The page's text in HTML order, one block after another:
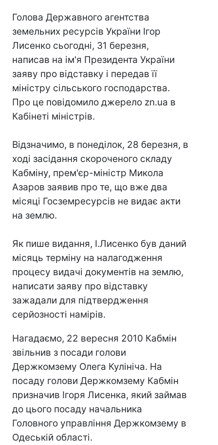
Голова Державного агентства
земельних ресурсів України Ігор
Лисенко сьогодні, 31 березня,
написав на ім'я Президента України
заяву про відставку і передав її
міністру сільського господарства.
Про це повідомило джерело zn.ua в
Кабінеті міністрів.
Відзначимо, в понеділок, 28 березня, в
ході засідання скороченого складу
Кабміну, прем'єр-міністр Микола
Азаров заявив про те, що вже два
місяці Госземресурсів не видає акти
на землю.
Як пише видання, І.Лисенко був даний
місяць терміну на налагодження
процесу видачі документів на землю,
написати заяву про відставку
зажадали для підтвердження
серйозності намірів.
Нагадаємо, 22 вересня 2010 Кабмін
звільнив з посади голови
Держкомзему Олега Кулініча. На
посаду голови Держкомзему Кабмін
призначив Ігоря Лисенка, який займав
до цього посаду начальника
Головного управління Держкомзему в
Одеській області.